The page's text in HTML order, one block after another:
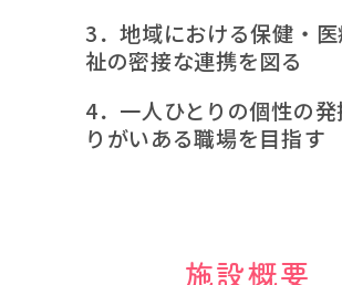
3．地域における保健・
祉の密接な連携を図る
4．一人ひとりの個性の
りがいある職場を目指す
施設概要